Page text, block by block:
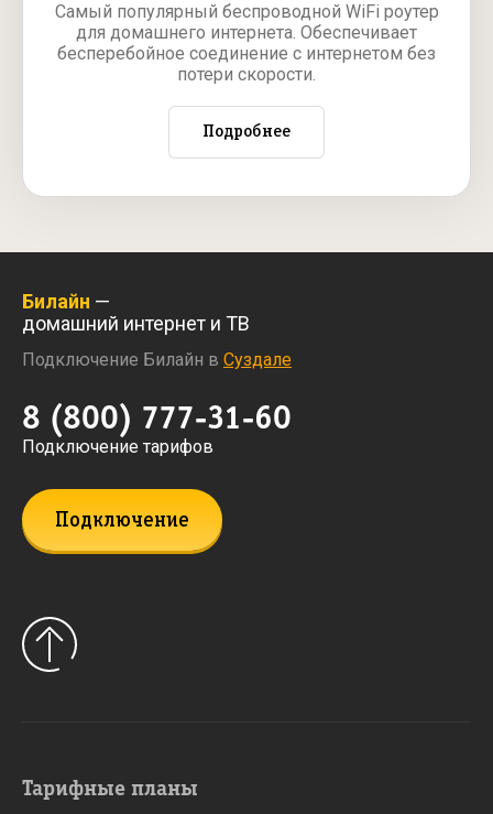
Самый популярный беспроводной WiFi роутер
для домашнего интернета. Обеспечивает
бесперебойное соединение с интернетом без
потери скорости.
Подробнее
Билайн —
домашний интернет и ТВ
Подключение Билайн в Суздале
8 (800) 777-31-60
Подключение тарифов
Подключение
Тарифные планы